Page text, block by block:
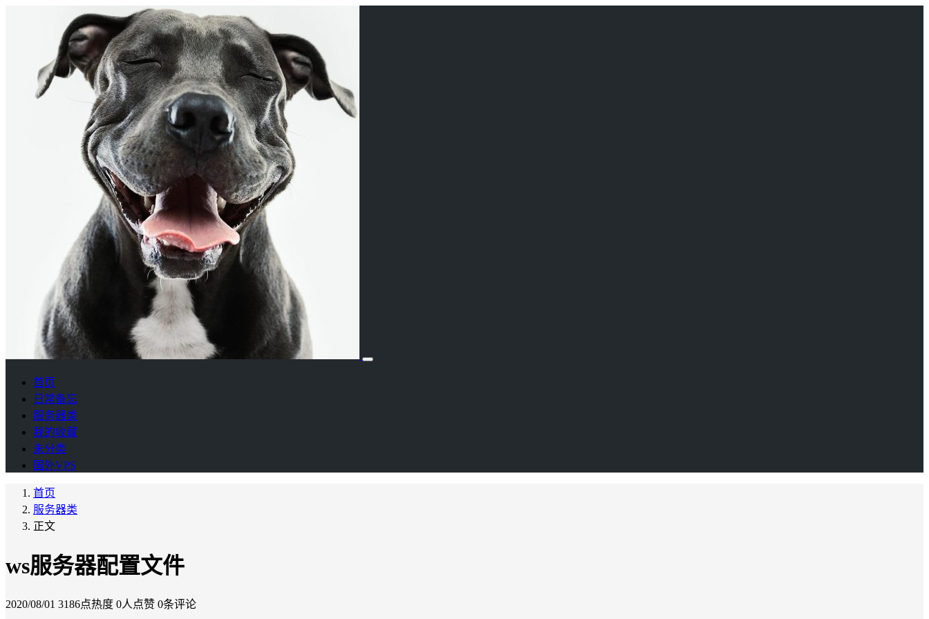
首页
日常备忘
服务器类
我的收藏
未分类
国外VPS
首页
服务器类
正文
ws服务器配置文件
2020/08/01 3186点热度 0人点赞 0条评论